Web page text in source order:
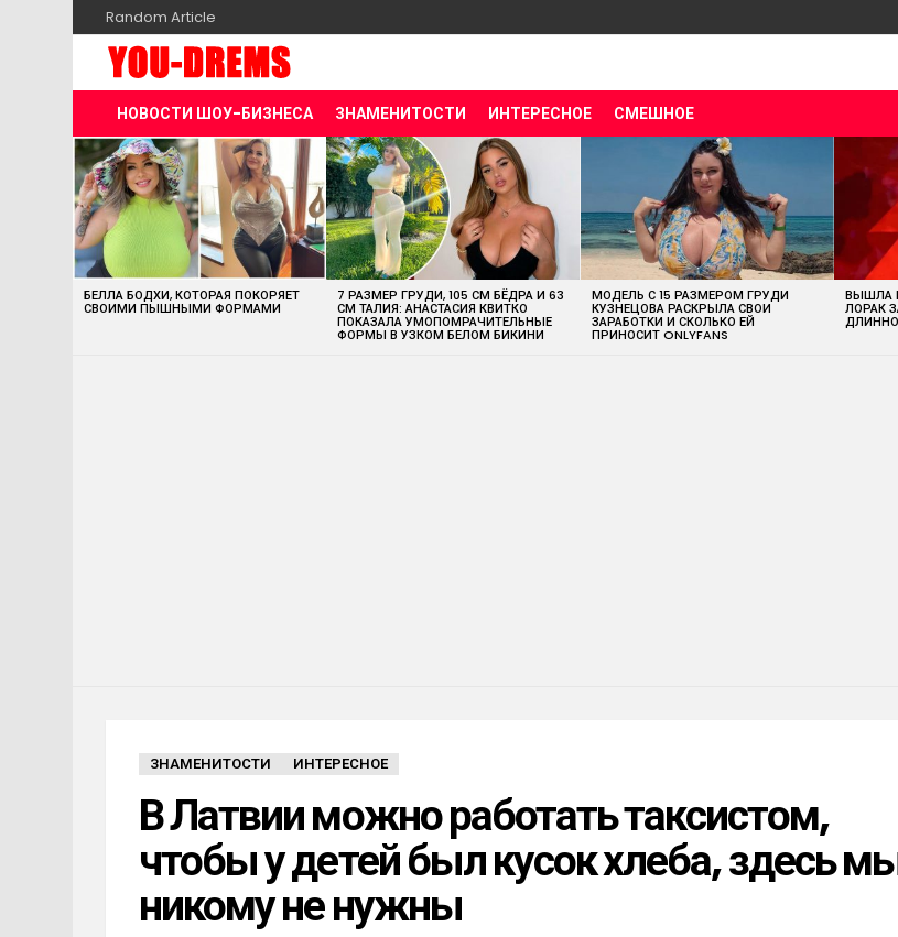
Random Article
НОВОСТИ ШОУ-БИЗНЕСА ЗНАМЕНИТОСТИ ИНТЕРЕСНОЕ СМЕШНОЕ
MOST
VIEWED
STORIES
БЕЛЛА БОДХИ, КОТОРАЯ ПОКОРЯЕТ
СВОИМИ ПЫШНЫМИ ФОРМАМИ
7 РАЗМЕР ГРУДИ, 105 СМ БЁДРА И 63
СМ ТАЛИЯ: АНАСТАСИЯ КВИТКО
ПОКАЗАЛА УМОПОМРАЧИТЕЛЬНЫЕ
ФОРМЫ В УЗКОМ БЕЛОМ БИКИНИ
МОДЕЛЬ С 15 РАЗМЕРОМ ГРУДИ
КУЗНЕЦОВА РАСКРЫЛА СВОИ
ЗАРАБОТКИ И СКОЛЬКО ЕЙ
ПРИНОСИТ ONLYFANS
ВЫШЛА
ЛОРАК
ЗНАМЕНИТОСТИ ИНТЕРЕСНОЕ
В Латвии можно работать таксистом,
чтобы у детей был кусок хлеба, здесь
никому не нужны